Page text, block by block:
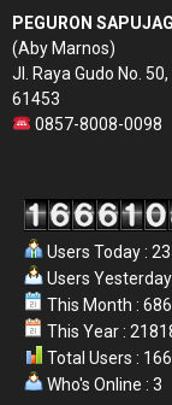
PEGURON
(Aby Marnos)
Jl. Raya Gudo No.
61453
0857-8008-0098
Users Today :
Users
This Month :
This Year :
Total Users :
Who's Online : 3